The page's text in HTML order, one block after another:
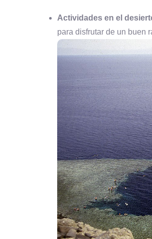
Actividades en el
para disfrutar de un buen